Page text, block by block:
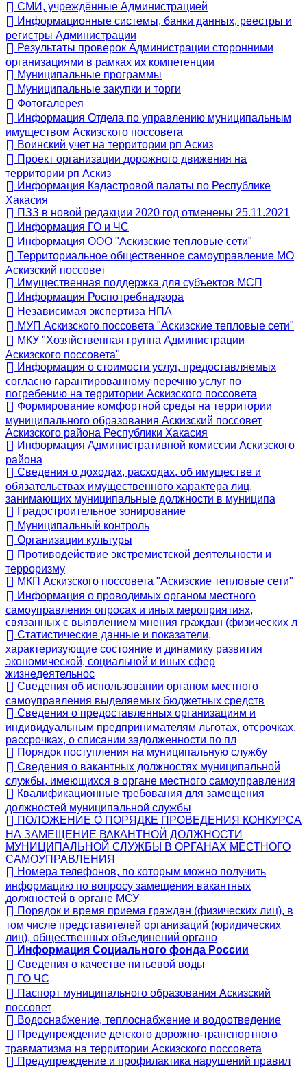
СМИ, учреждённые Администрацией
Информационные системы, банки данных, реестры и
регистры Администрации
Результаты проверок Администрации сторонними
организациями в рамках их компетенции
Муниципальные программы
Муниципальные закупки и торги
Фотогалерея
Информация Отдела по управлению муниципальным
имуществом Аскизского поссовета
Воинский учет на территории рп Аскиз
Проект организации дорожного движения на
территории рп Аскиз
Информация Кадастровой палаты по Республике
Хакасия
ПЗЗ в новой редакции 2020 год отменены 25.11.2021
Информация ГО и ЧС
Информация ООО "Аскизские тепловые сети"
Территориальное общественное самоуправление МО
Аскизский поссовет
Имущественная поддержка для субъектов МСП
Информация Роспотребнадзора
Независимая экспертиза НПА
МУП Аскизского поссовета "Аскизские тепловые сети"
МКУ "Хозяйственная группа Администрации
Аскизского поссовета"
Информация о стоимости услуг, предоставляемых
согласно гарантированному перечню услуг по
погребению на территории Аскизского поссовета
Формирование комфортной среды на территории
муниципального образования Аскизский поссовет
Аскизского района Республики Хакасия
Информация Административной комиссии Аскизского
района
Сведения о доходах, расходах, об имуществе и
обязательствах имущественного характера лиц,
занимающих муниципальные должности в муниципа
Градостроительное зонирование
Муниципальный контроль
Организации культуры
Противодействие экстремистской деятельности и
терроризму
МКП Аскизского поссовета "Аскизские тепловые сети"
Информация о проводимых органом местного
самоуправления опросах и иных мероприятиях,
связанных с выявлением мнения граждан (физических л
Статистические данные и показатели,
характеризующие состояние и динамику развития
экономической, социальной и иных сфер
жизнедеятельнос
Сведения об использовании органом местного
самоуправления выделяемых бюджетных средств
Сведения о предоставленных организациям и
индивидуальным предпринимателям льготах, отсрочках,
рассрочках, о списании задолженности по пл
Порядок поступления на муниципальную службу
Сведения о вакантных должностях муниципальной
службы, имеющихся в органе местного самоуправления
Квалификационные требования для замещения
должностей муниципальной службы
ПОЛОЖЕНИЕ О ПОРЯДКЕ ПРОВЕДЕНИЯ КОНКУРСА
НА ЗАМЕЩЕНИЕ ВАКАНТНОЙ ДОЛЖНОСТИ
МУНИЦИПАЛЬНОЙ СЛУЖБЫ В ОРГАНАХ МЕСТНОГО
САМОУПРАВЛЕНИЯ
Номера телефонов, по которым можно получить
информацию по вопросу замещения вакантных
должностей в органе МСУ
Порядок и время приема граждан (физических лиц), в
том числе представителей организаций (юридических
лиц), общественных объединений органо
Информация Социального фонда России
Сведения о качестве питьевой воды
ГО ЧС
Паспорт муниципального образования Аскизский
поссовет
Водоснабжение, теплоснабжение и водоотведение
Предупреждение детского дорожно-транспортного
травматизма на территории Аскизского поссовета
Предупреждение и профилактика нарушений правил